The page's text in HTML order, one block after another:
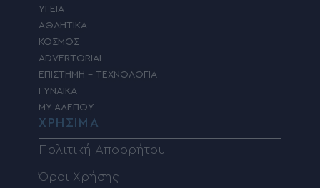
ΥΓΕΙΑ
ΑΘΛΗΤΙΚΑ
ΚΟΣΜΟΣ
ADVERTORIAL
ΕΠΙΣΤΗΜΗ – ΤΕΧΝΟΛΟΓΙΑ
ΓΥΝΑΙΚΑ
MY ΑΛΕΠΟΥ
ΧΡΗΣΙΜΑ
Πολιτική Απορρήτου
Όροι Χρήσης